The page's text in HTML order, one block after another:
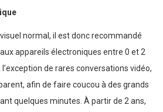
normal, il est donc recommandé
appareils électroniques entre 0 et 2
de rares conversations vidéo,
afin de faire coucou à des grands
quelques minutes. À partir de 2 ans,